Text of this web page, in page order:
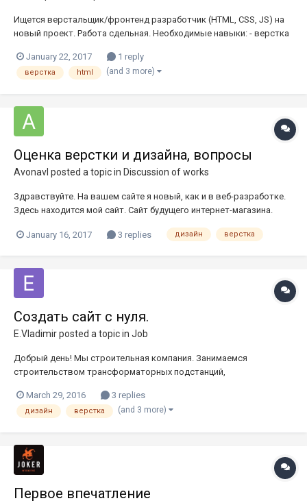
Ищется верстальщик/фронтенд разработчик (HTML, CSS, JS) на
новый проект. Работа сдельная. Необходимые навыки: - верстка
установка и настройка стандартных jQuery (1.11+) плагинов; -
разработка JS при отсутствии подходящих плаг...
January 22, 2017 1 reply
верстка html (and 3 more)
Оценка верстки и дизайна, вопросы
AvonavI posted a topic in Discussion of works
Здравствуйте. На вашем сайте я новый, как и в веб-разработке.
Здесь находится мой сайт. Сайт будущего интернет-магазина.
типа отображения товаров, и не работают кнопки "купить"). Это
January 16, 2017 3 replies дизайн верстка
Создать сайт с нуля.
E.Vladimirposted a topic in Job
Добрый день! Мы строительная компания. Занимаемся
строительством трансформаторных подстанций,
Нам нужен сайт. Сайт всего из 5-страниц: Главная, Контакты,
Партнеры, Портфолио, Услуги. Сайт на двух языках....
March 29, 2016 3 replies
дизайн верстка (and 3 more)
Первое впечатление